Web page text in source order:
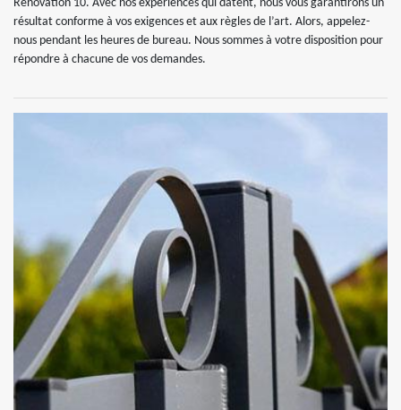
Rénovation 10. Avec nos expériences qui datent, nous vous garantirons un
résultat conforme à vos exigences et aux règles de l’art. Alors, appelez-
nous pendant les heures de bureau. Nous sommes à votre disposition pour
répondre à chacune de vos demandes.